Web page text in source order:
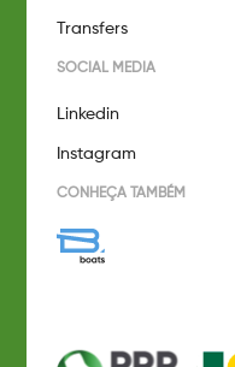
Transfers
SOCIAL MEDIA
Linkedin
Instagram
CONHEÇA TAMBÉM